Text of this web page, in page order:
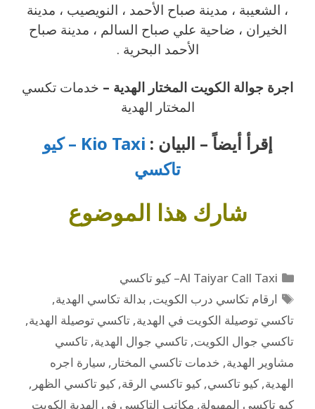
، الشعيبة ، مدينة صباح الأحمد ، النويصيب ، مدينة
الخيران ، ضاحية علي صباح السالم ، مدينة صباح
الأحمد البحرية .
اجرة جوالة الكويت المختار الهدية – خدمات تكسي
المختار الهدية
إقرأ أيضاً – البيان :
Kio Taxi – كيو
تاكسي
شارك هذا الموضوع
Al Taiyar Call Taxi– كيو تاكسي
ارقام تكاسي درب الكويت, بدالة تكاسي الهدية,
تاكسي توصيلة الكويت في الهدية, تاكسي توصيلة الهدية,
تاكسي جوال الكويت, تاكسي جوال الهدية, تاكسي
مشاوير الهدية, خدمات تاكسي المختار , سيارة اجره
الهدية, كيو تاكسي, كيو تاكسي الرقة, كيو تاكسي الظهر ,
كيو تاكسي المهبولة, مكاتب التاكسي في الهدية الكويت